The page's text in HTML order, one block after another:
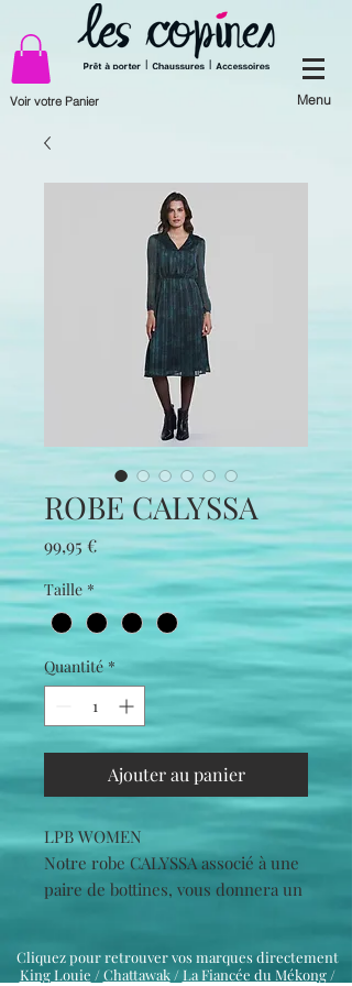
Voir votre Panier Menu
ROBE CALYSSA
99,95 €Prix
Taille *
Quantité *
Ajouter au panier
LPB WOMEN
Notre robe CALYSSA associé à une
paire de bottines, vous donnera un
Cliquez pour retrouver vos marques directement
King Louie /Chattawak/ La Fiancée du Mékong/